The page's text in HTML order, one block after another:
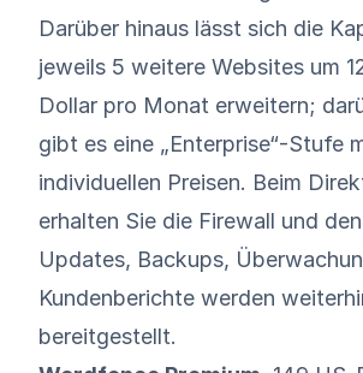
Darüber hinaus lässt sich die
jeweils 5 weitere Websites um
Dollar pro Monat erweitern;
gibt es eine „Enterprise“-Stufe
individuellen Preisen. Beim
erhalten Sie die Firewall und
Updates, Backups,
Kundenberichte werden
bereitgestellt.